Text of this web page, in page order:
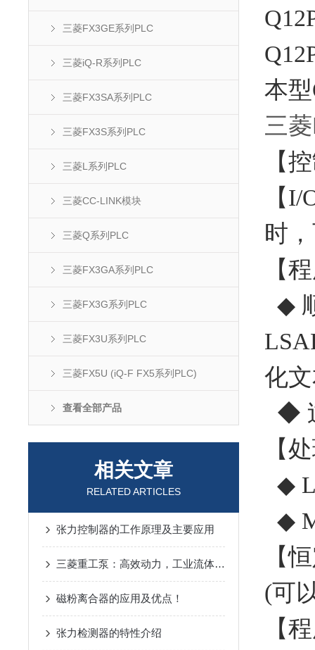
三菱FX3GE系列PLC
三菱iQ-R系列PLC
三菱FX3SA系列PLC
三菱FX3S系列PLC
三菱L系列PLC
三菱CC-LINK模块
三菱Q系列PLC
三菱FX3GA系列PLC
三菱FX3G系列PLC
三菱FX3U系列PLC
三菱FX5U (iQ-F FX5系列PLC)
查看全部产品
相关文章
RELATED ARTICLES
张力控制器的工作原理及主要应用
三菱重工泵：高效动力，工业流体输送的可靠选择
磁粉离合器的应用及优点！
张力检测器的特性介绍
本
三
【
【
时
【
◆
化
◆
【
◆
◆
【
(可
【